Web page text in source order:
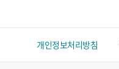
개인정보처리방침